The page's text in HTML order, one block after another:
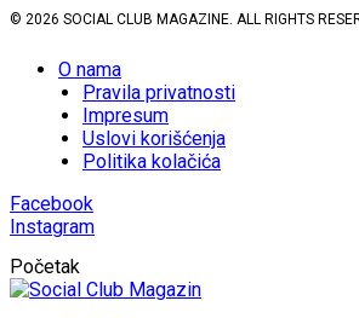
© 2026 SOCIAL CLUB MAGAZINE. ALL RIGHTS
O nama
Pravila privatnosti
Impresum
Uslovi korišćenja
Politika kolačića
Facebook
Instagram
Početak